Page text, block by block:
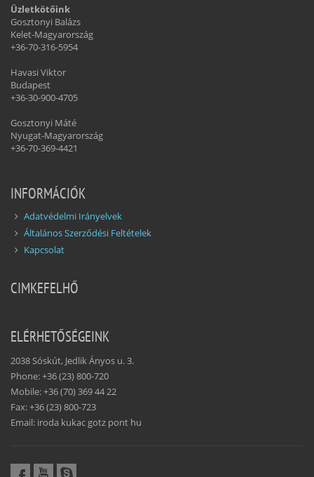
Üzletkötőink
Gosztonyi Balázs
Kelet-Magyarország
+36-70-316-5954
Havasi Viktor
Budapest
+36-30-900-4705
Gosztonyi Máté
Nyugat-Magyarország
+36-70-369-4421
INFORMÁCIÓK
Adatvédelmi Irányelvek
Általános Szerződési Feltételek
Kapcsolat
CIMKEFELHŐ
ELÉRHETŐSÉGEINK
2038 Sóskút, Jedlik Ányos u. 3.
Phone: +36 (23) 800-720
Mobile: +36 (70) 369 44 22
Fax: +36 (23) 800-723
Email: iroda kukac gotz pont hu